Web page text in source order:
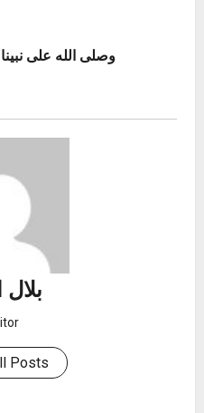
وصلى الله على
بلال
Posts